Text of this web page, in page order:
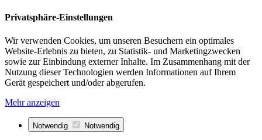
Privatsphäre-Einstellungen
Wir verwenden Cookies, um unseren Besuchern ein optimales
Website-Erlebnis zu bieten, zu Statistik- und Marketingzwecken
sowie zur Einbindung externer Inhalte. Im Zusammenhang mit der
Nutzung dieser Technologien werden Informationen auf Ihrem
Gerät gespeichert und/oder abgerufen.
Mehr anzeigen
Notwendig Notwendig